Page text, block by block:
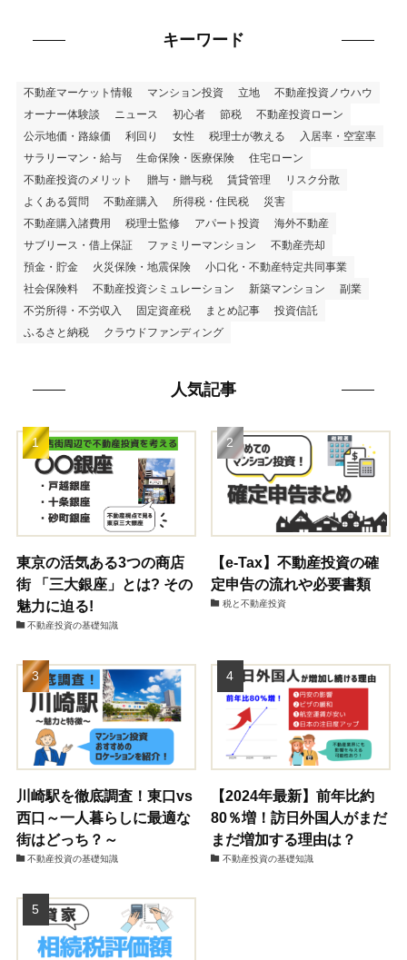
キーワード
不動産マーケット情報 マンション投資 立地
不動産投資ノウハウ
オーナー体験談
ニュース 初心者 節税
不動産投資ローン
公示地価・路線価
利回り 女性 税理士が教える
入居率・空室率
サラリーマン・給与
生命保険・医療保険
住宅ローン
不動産投資のメリット
贈与・贈与税 賃貸管理
リスク分散
よくある質問
不動産購入 所得税・住民税
災害
不動産購入諸費用
税理士監修 アパート投資
海外不動産
サブリース・借上保証
ファミリーマンション
不動産売却
預金・貯金
火災保険・地震保険
小口化・不動産特定共同事業
社会保険料
不動産投資シミュレーション 新築マンション
副業
不労所得・不労収入
固定資産税 まとめ記事
投資信託
ふるさと納税
クラウドファンディング
人気記事
東京の活気ある3つの商店
街 「三大銀座」とは? その
魅力に迫る!
不動産投資の基礎知識
【e-Tax】不動産投資の確
定申告の流れや必要書類
税と不動産投資
川崎駅を徹底調査！東口vs
西口～一人暮らしに最適な
街はどっち？～
不動産投資の基礎知識
【2024年最新】前年比約
80％増！訪日外国人がまだ
まだ増加する理由は？
不動産投資の基礎知識